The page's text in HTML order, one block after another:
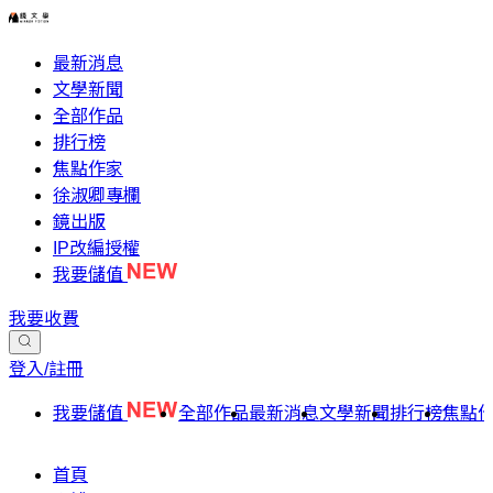
最新消息
文學新聞
全部作品
排行榜
焦點作家
徐淑卿專欄
鏡出版
IP改編授權
我要儲值
我要收費
登入/註冊
我要儲值 全部作品最新消息文學新聞排行榜焦點
首頁